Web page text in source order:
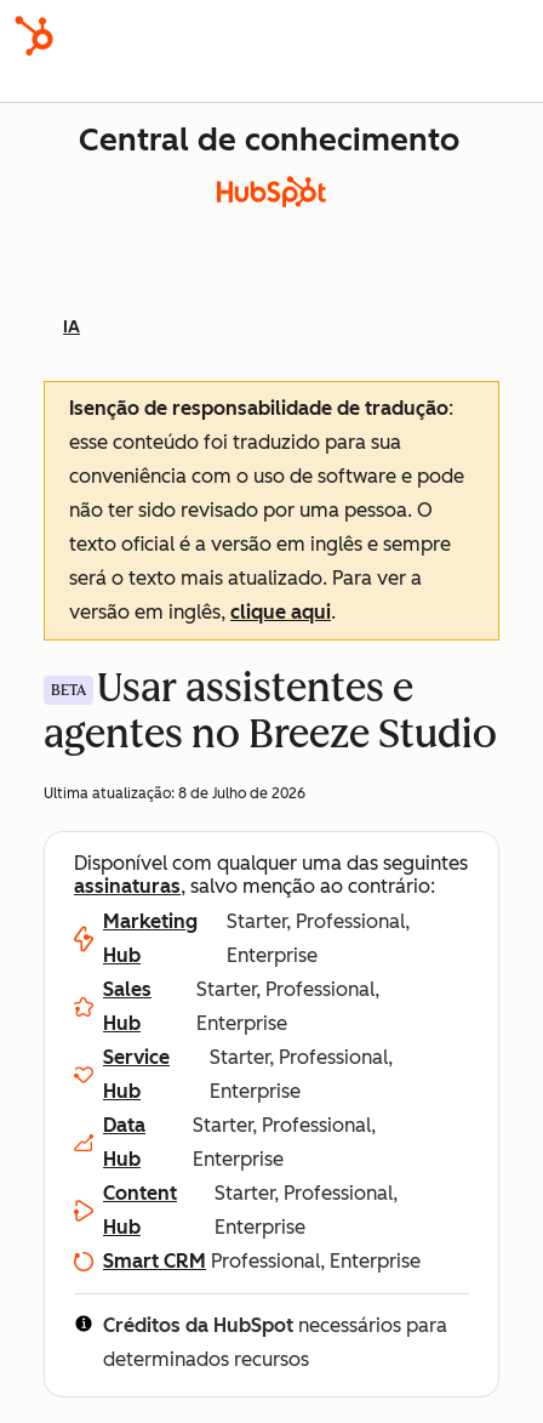
Central de conhecimento
IA
Isenção de responsabilidade de tradução:
esse conteúdo foi traduzido para sua
conveniência com o uso de software e pode
não ter sido revisado por uma pessoa. O
texto oficial é a versão em inglês e sempre
será o texto mais atualizado. Para ver a
versão em inglês, clique aqui.
BETA
Usar assistentes e
agentes no Breeze Studio
Ultima atualização: 8 de Julho de 2026
Disponível com qualquer uma das seguintes
assinaturas, salvo menção ao contrário:
Marketing
Hub
Starter, Professional,
Enterprise
Sales
Hub
Starter, Professional,
Enterprise
Service
Hub
Starter, Professional,
Enterprise
Data
Hub
Starter, Professional,
Enterprise
Content
Hub
Starter, Professional,
Enterprise
Smart CRM Professional, Enterprise
Créditos da HubSpot necessários para
determinados recursos